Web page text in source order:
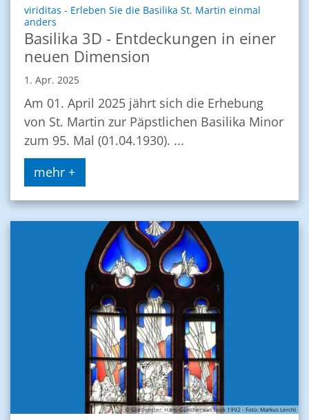
viriditas - Erleben Sie die Basilika St. Martin einmal
anders
Basilika 3D - Entdeckungen in einer
neuen Dimension
1. Apr. 2025
Am 01. April 2025 jährt sich die Erhebung
von St. Martin zur Päpstlichen Basilika Minor
zum 95. Mal (01.04.1930). ...
mehr +
© Glasfenster: Hans-Günther van Look 1992 - Foto: Markus Lerchl